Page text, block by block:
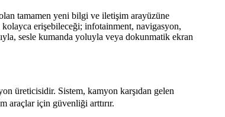
tamamen yeni bilgi ve iletişim arayüzüne
erişebileceği; infotainment, navigasyon,
sesle kumanda yoluyla veya dokunmatik ekran
üreticisidir. Sistem, kamyon karşıdan gelen
araçlar için güvenliği arttırır.